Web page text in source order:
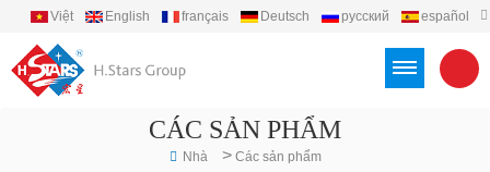
Việt English français Deutsch русский
español
CÁC SẢN PHẨM
Nhà > Các sản phẩm